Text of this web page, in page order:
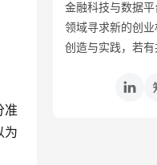
准
为
金融科技与数据
领域寻求新的创
创造与实践，若有